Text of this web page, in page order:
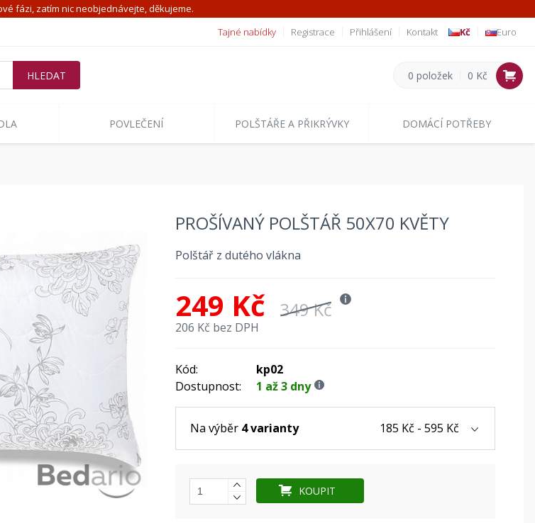
fázi, zatím nic neobjednávejte, děkujeme.
Tajné nabídky Registrace Přihlášení Kontakt Kč Euro
0 položek 0 Kč
POVLEČENÍ POLŠTÁŘE A PŘIKRÝVKY DOMÁCÍ POTŘEBY
PROŠÍVANÝ POLŠTÁŘ 50X70 KVĚTY
Polštář z dutého vlákna
249 Kč 349 Kč
206 Kč bez DPH
Kód:
kp02
Dostupnost:
1 až 3 dny
Na výběr 4 varianty 185 Kč - 595 Kč
KOUPIT